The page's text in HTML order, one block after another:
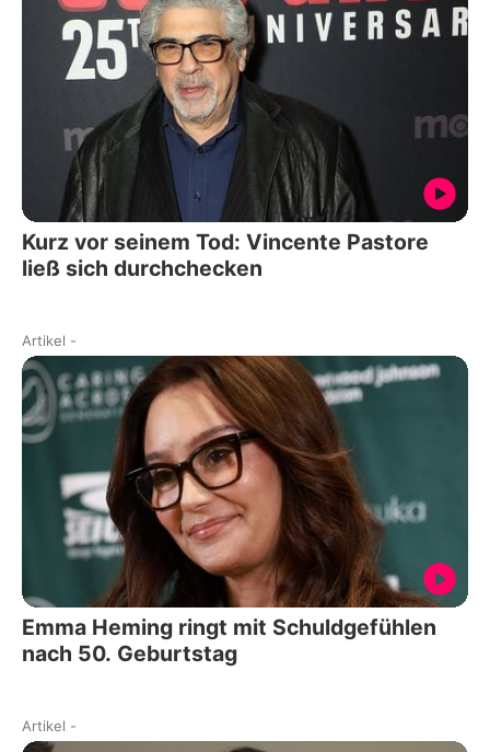
Kurz vor seinem Tod: Vincente Pastore
ließ sich durchchecken
Artikel -
Emma Heming ringt mit Schuldgefühlen
nach 50. Geburtstag
Artikel -